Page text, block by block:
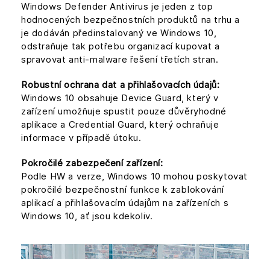
Windows Defender Antivirus je jeden z top
hodnocených bezpečnostních produktů na trhu a
je dodáván předinstalovaný ve Windows 10,
odstraňuje tak potřebu organizací kupovat a
spravovat anti-malware řešení třetích stran.
Robustní ochrana dat a přihlašovacích údajů:
Windows 10 obsahuje Device Guard, který v
zařízení umožňuje spustit pouze důvěryhodné
aplikace a Credential Guard, který ochraňuje
informace v případě útoku.
Pokročilé zabezpečení zařízení:
Podle HW a verze, Windows 10 mohou poskytovat
pokročilé bezpečnostní funkce k zablokování
aplikací a přihlašovacím údajům na zařízeních s
Windows 10, ať jsou kdekoliv.